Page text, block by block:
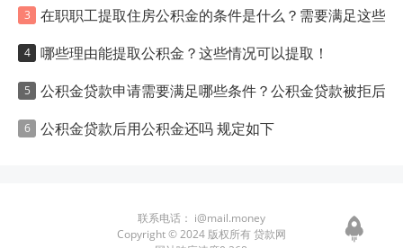
在职职工提取住房公积金的条件是什么？需要满足这些要求！
哪些理由能提取公积金？这些情况可以提取！
公积金贷款申请需要满足哪些条件？公积金贷款被拒后去申请商业住房贷款的成功率高吗？
公积金贷款后用公积金还吗 规定如下
联系电话： i@mail.money
Copyright © 2024 版权所有 贷款网